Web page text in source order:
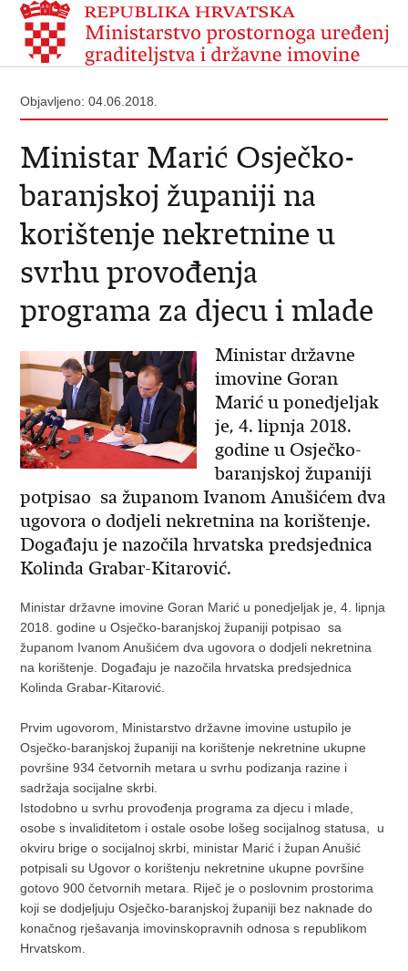
Objavljeno: 04.06.2018.
Ministar Marić Osječko-
baranjskoj županiji na
korištenje nekretnine u
svrhu provođenja
programa za djecu i mlade
Ministar državne
imovine Goran
Marić u ponedjeljak
je, 4. lipnja 2018.
godine u Osječko-
baranjskoj županiji
potpisao sa županom Ivanom Anušićem dva
ugovora o dodjeli nekretnina na korištenje.
Događaju je nazočila hrvatska predsjednica
Kolinda Grabar-Kitarović.
Ministar državne imovine Goran Marić u ponedjeljak je, 4. lipnja
2018. godine u Osječko-baranjskoj županiji potpisao sa
županom Ivanom Anušićem dva ugovora o dodjeli nekretnina
na korištenje. Događaju je nazočila hrvatska predsjednica
Kolinda Grabar-Kitarović.
Prvim ugovorom, Ministarstvo državne imovine ustupilo je
Osječko-baranjskoj županiji na korištenje nekretnine ukupne
površine 934 četvornih metara u svrhu podizanja razine i
sadržaja socijalne skrbi.
Istodobno u svrhu provođenja programa za djecu i mlade,
osobe s invaliditetom i ostale osobe lošeg socijalnog statusa, u
okviru brige o socijalnoj skrbi, ministar Marić i župan Anušić
potpisali su Ugovor o korištenju nekretnine ukupne površine
gotovo 900 četvornih metara. Riječ je o poslovnim prostorima
koji se dodjeljuju Osječko-baranjskoj županiji bez naknade do
konačnog rješavanja imovinskopravnih odnosa s republikom
Hrvatskom.